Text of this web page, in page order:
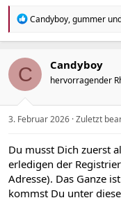
R
a
t
i
o
e
n
Candyboy,gummer
C Candyboy
hervorragender
3. Februar 2026 Zuletzt
Du musst Dich zuerst
erledigen der
Adresse). Das Ganze
kommst Du unter